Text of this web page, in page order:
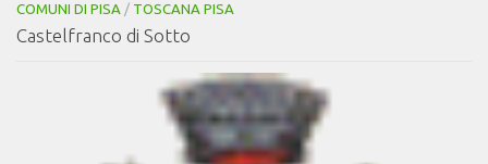
COMUNI DI PISA / TOSCANA PISA
Castelfranco di Sotto